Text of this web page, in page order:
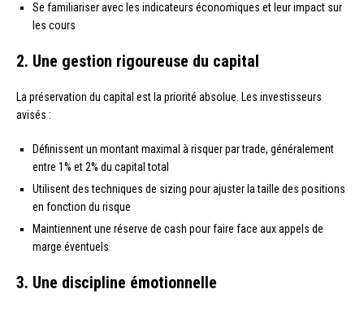
Se familiariser avec les indicateurs économiques et leur impact sur
les cours
2. Une gestion rigoureuse du capital
La préservation du capital est la priorité absolue. Les investisseurs
avisés :
Définissent un montant maximal à risquer par trade, généralement
entre 1% et 2% du capital total
Utilisent des techniques de sizing pour ajuster la taille des positions
en fonction du risque
Maintiennent une réserve de cash pour faire face aux appels de
marge éventuels
3. Une discipline émotionnelle